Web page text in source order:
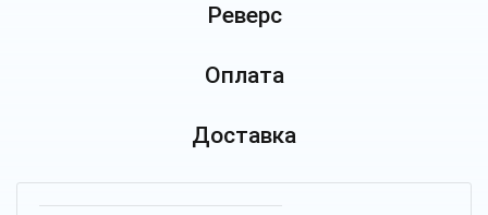
Реверс
Оплата
Доставка